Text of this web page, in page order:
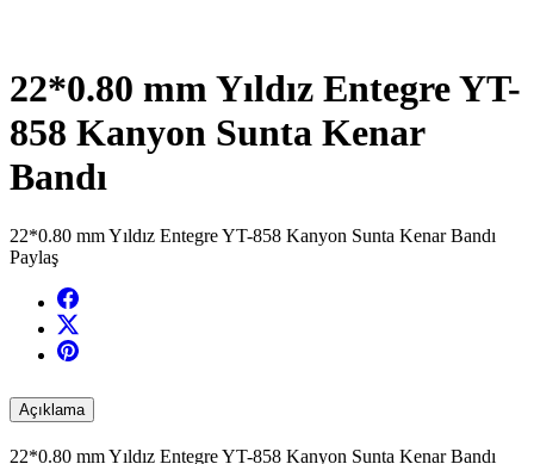
22*0.80 mm Yıldız Entegre YT-
858 Kanyon Sunta Kenar
Bandı
22*0.80 mm Yıldız Entegre YT-858 Kanyon Sunta Kenar Bandı
Paylaş
Açıklama
22*0.80 mm Yıldız Entegre YT-858 Kanyon Sunta Kenar Bandı